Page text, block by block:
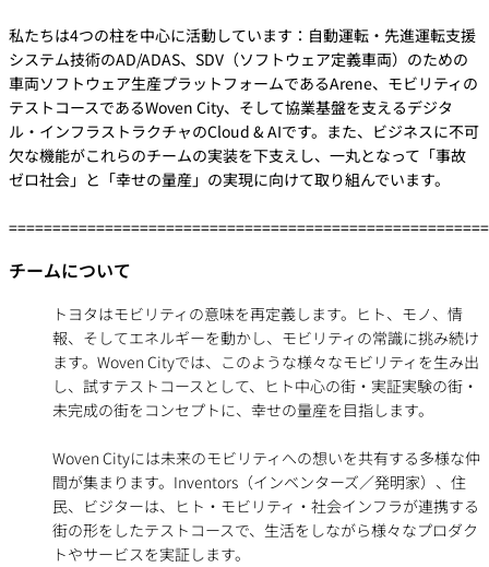
私たちは4つの柱を中心に活動しています：自動運転・先進運転支援
システム技術のAD/ADAS、SDV（ソフトウェア定義車両）のための
車両ソフトウェア生産プラットフォームであるArene、モビリティの
テストコースであるWoven City、そして協業基盤を支えるデジタ
ル・インフラストラクチャのCloud & AIです。また、ビジネスに不可
欠な機能がこれらのチームの実装を下支えし、一丸となって「事故
ゼロ社会」と「幸せの量産」の実現に向けて取り組んでいます。
チームについて
トヨタはモビリティの意味を再定義します。ヒト、モノ、情
報、そしてエネルギーを動かし、モビリティの常識に挑み続け
ます。Woven Cityでは、このような様々なモビリティを生み出
し、試すテストコースとして、ヒト中心の街・実証実験の街・
未完成の街をコンセプトに、幸せの量産を目指します。
Woven Cityには未来のモビリティへの想いを共有する多様な仲
間が集まります。Inventors（インベンターズ／発明家）、住
民、ビジターは、ヒト・モビリティ・社会インフラが連携する
街の形をしたテストコースで、生活をしながら様々なプロダク
トやサービスを実証します。